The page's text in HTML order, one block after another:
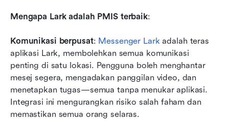
Mengapa Lark adalah PMIS terbaik:
Komunikasi berpusat: Messenger Lark adalah teras
aplikasi Lark, membolehkan semua komunikasi
penting di satu lokasi. Pengguna boleh menghantar
mesej segera, mengadakan panggilan video, dan
menetapkan tugas—semua tanpa menukar aplikasi.
Integrasi ini mengurangkan risiko salah faham dan
memastikan semua orang selaras.